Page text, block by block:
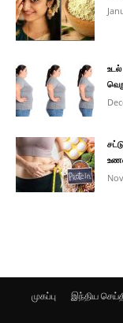
முகப்பு இந்திய